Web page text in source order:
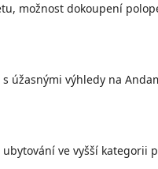
možnost dokoupení
úžasnými výhledy na
ve vyšší kategorii